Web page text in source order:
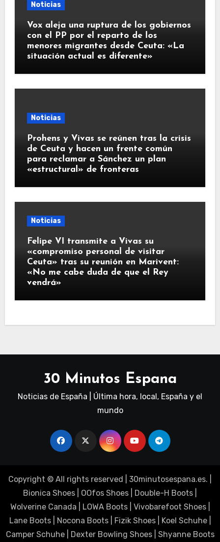
Noticias
Vox aleja una ruptura de los gobiernos
con el PP por el reparto de los
menores migrantes desde Ceuta: «La
situación actual es diferente»
Noticias
Prohens y Vivas se reúnen tras la crisis
de Ceuta y hacen un frente común
para reclamar a Sánchez un plan
«estructural» de fronteras
Noticias
Felipe VI transmite a Vivas su
«compromiso personal de visitar
Ceuta» tras su reunión en Marivent:
«No me cabe duda de que el Rey
vendrá»
30 Minutos Espana
Noticias de España | Última hora, local, España y el
mundo
Copyright © All rights reserved 30minutosespana.es. |
Bionica Shoes
OOfos Shoes Double-H Boots
Wolverine Canada
LOWA Boots| Vivobarefoot Shoes|
Lane Boots| Nocona Boots| Fizik Shoes| Koel Schuhe|
Camper Schuhe| Dexter Bowling Shoes| Shyanne Boots